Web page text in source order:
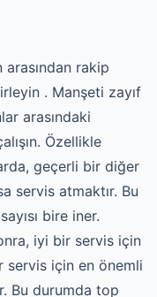
arasından rakip
. Manşeti zayıf
arasındaki
Özellikle
geçerli bir diğer
servis atmaktır. Bu
bire iner.
iyi bir servis için
servis için en önemli
Bu durumda top